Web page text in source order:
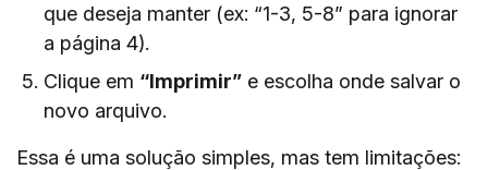
que deseja manter (ex: “1-3, 5-8” para ignorar
a página 4).
Clique em “Imprimir” e escolha onde salvar o
novo arquivo.
Essa é uma solução simples, mas tem limitações: